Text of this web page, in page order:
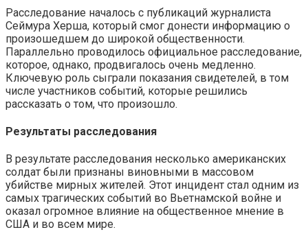
Расследование началось с публикаций журналиста
Сеймура Херша, который смог донести информацию о
произошедшем до широкой общественности.
Параллельно проводилось официальное расследование,
которое, однако, продвигалось очень медленно.
Ключевую роль сыграли показания свидетелей, в том
числе участников событий, которые решились
рассказать о том, что произошло.
Результаты расследования
В результате расследования несколько американских
солдат были признаны виновными в массовом
убийстве мирных жителей. Этот инцидент стал одним из
самых трагических событий во Вьетнамской войне и
оказал огромное влияние на общественное мнение в
США и во всем мире.